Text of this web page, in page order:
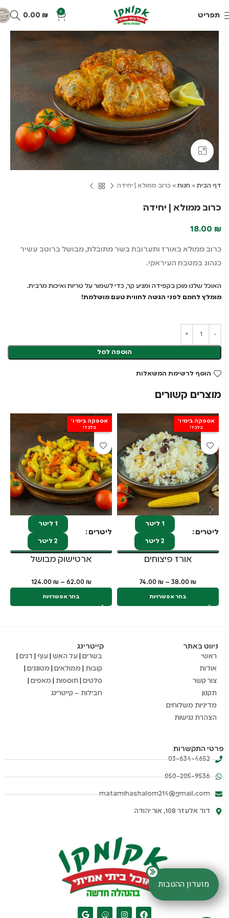
תפריט 0
0.00 ₪
Click to enlarge
דף הבית » חנות » כרוב ממולא | יחידה
כרוב ממולא | יחידה
18.00 ₪
כרוב ממולא באורז ותערובת בשר מתובלת, מבושל ברוטב עשיר
כנהוג במטבח העיראקי.
האוכל שלנו מוכן בקפידה ומגיע קר, כדי לשמור על טריות ואיכות מרבית.
מומלץ לחמם לפני הגשה לחווית טעם מושלמת!
הוספה לסל
הוסף לרשימת המשאלות
מוצרים קשורים
אספקה בימי ו'
בלבד!
ליטרים
1 ליטר
2 ליטר
אורז פיצוחים
38.00 ₪
–
74.00 ₪
בחר אפשרויות
אספקה בימי ו'
בלבד!
ליטרים
1 ליטר
2 ליטר
ארטישוק מבושל
62.00 ₪
–
124.00 ₪
בחר אפשרויות
ניווט באתר
ראשי
אודות
צור קשר
תקנון
מדיניות משלוחים
הצהרת נגישות
קייטרינג
בשרים |על האש |עוף דגים
קובות
ממולאים מטוגנים
סלטים |תוספות מאפים
חבילות – קייטרינג
פרטי התקשרות
03-634-4652
050-205-9536
matamihashalom214@gmail.com
דוד אלעזר 108, אור יהודה
מועדון ההטבות